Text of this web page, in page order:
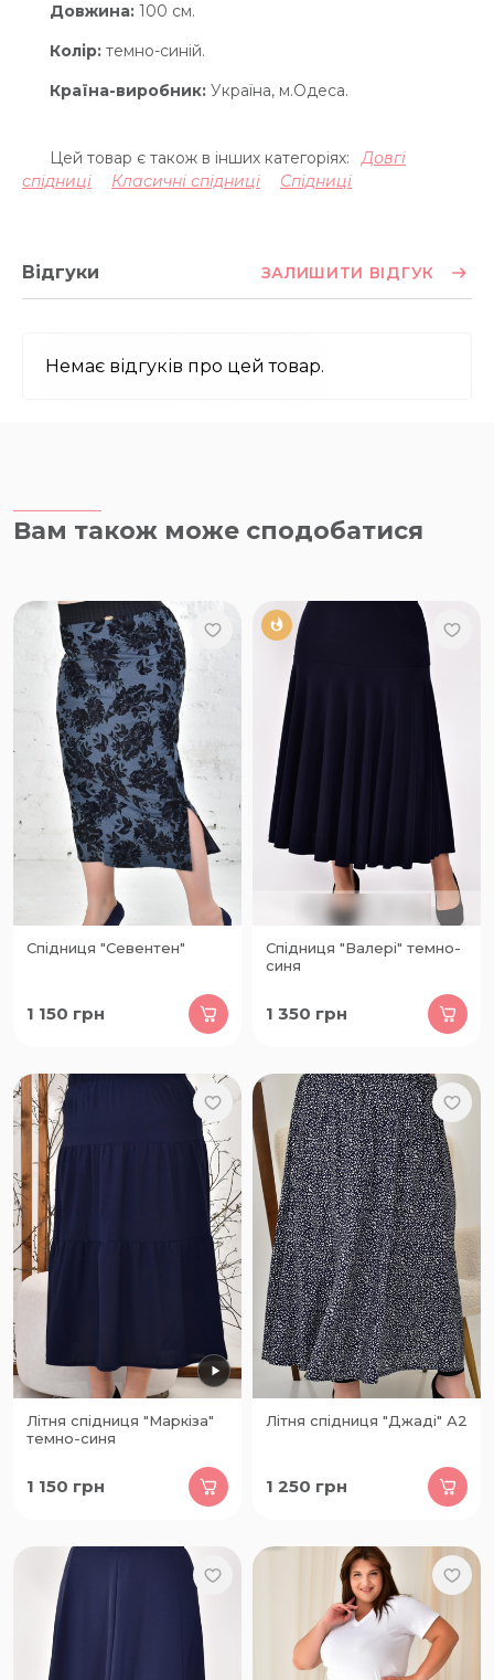
Довжина: 100 см.
Колір: темно-синій.
Країна-виробник: Україна, м.Одеса.
Цей товар є також в інших категоріях:
Довгі
спідниці
Класичні спідниці Спідниці
Відгуки ЗАЛИШИТИ ВІДГУК
Немає відгуків про цей товар.
Вам також може сподобатися
Cпідниця "Севентен"
1 150 грн
Спідниця "Валері" темно-
синя
1 350 грн
Літня спідниця "Маркіза"
темно-синя
1 150 грн
Літня спідниця "Джаді" А2
1 250 грн